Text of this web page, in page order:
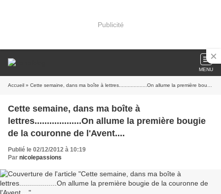
Publicité
MENU
Accueil » Cette semaine, dans ma boîte à lettres...................On allume la première bougie de la couronne de l'Avent....
Cette semaine, dans ma boîte à
lettres...................On allume la première bougie
de la couronne de l'Avent....
Publié le 02/12/2012 à 10:19
Par nicolepassions